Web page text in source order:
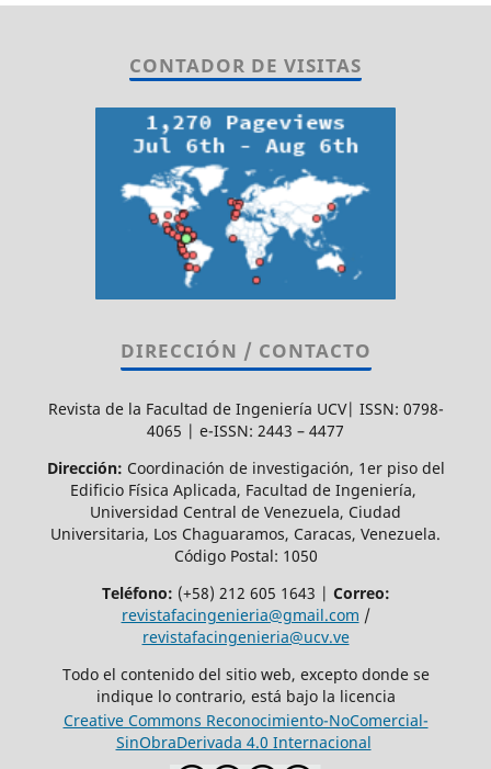
CONTADOR DE VISITAS
DIRECCIÓN / CONTACTO
Revista de la Facultad de Ingeniería UCV| ISSN: 0798-
4065 | e-ISSN: 2443 – 4477
Dirección: Coordinación de investigación, 1er piso del
Edificio Física Aplicada, Facultad de Ingeniería,
Universidad Central de Venezuela, Ciudad
Universitaria, Los Chaguaramos, Caracas, Venezuela.
Código Postal: 1050
Teléfono: (+58) 212 605 1643 | Correo:
revistafacingenieria@gmail.com /
revistafacingenieria@ucv.ve
Todo el contenido del sitio web, excepto donde se
indique lo contrario, está bajo la licencia
Creative Commons Reconocimiento-NoComercial-
SinObraDerivada 4.0 Internacional